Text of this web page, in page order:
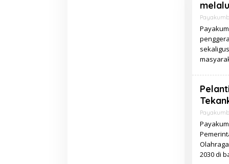
2030 di